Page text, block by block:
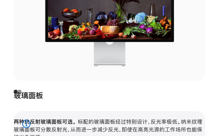
玻璃面板
两种抗反射玻璃面板可选。 标配的玻璃面板经过特别设计，反光率极低。纳米纹理
玻璃面板可分散反射光，从而进一步减少反光，即使在高亮光源的工作场所也能保
展